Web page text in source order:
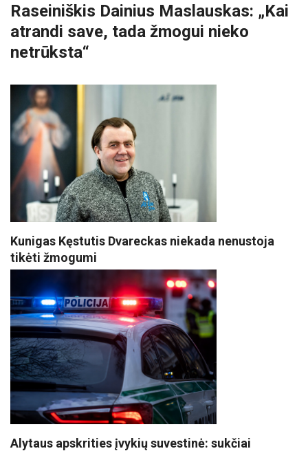
Raseiniškis Dainius Maslauskas: „Kai
atrandi save, tada žmogui nieko
netrūksta“
Kunigas Kęstutis Dvareckas niekada nenustoja
tikėti žmogumi
Alytaus apskrities įvykių suvestinė: sukčiai